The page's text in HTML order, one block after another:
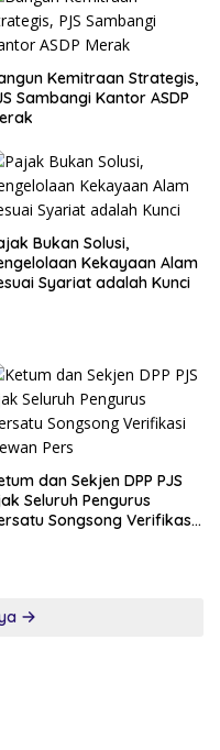
Kemitraan Strategis,
Sambangi Kantor ASDP
Bukan Solusi,
Kekayaan Alam
Syariat adalah Kunci
dan Sekjen DPP PJS
Seluruh Pengurus
Songsong Verifikasi